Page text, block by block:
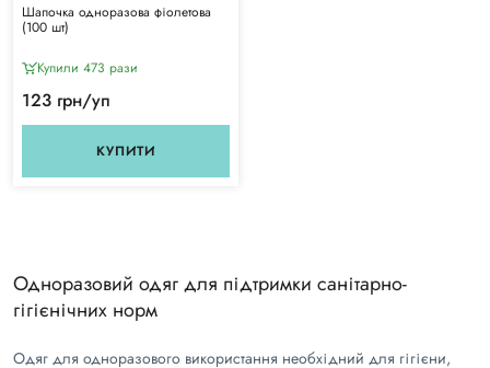
Шапочка одноразова фіолетова
(100 шт)
Купили 473 рази
123 грн/уп
КУПИТИ
Одноразовий одяг для підтримки санітарно-
гігієнічних норм
Одяг для одноразового використання необхідний для гігієни,